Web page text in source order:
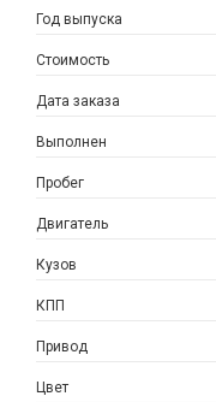
Год выпуска
Стоимость
Дата заказа
Выполнен
Пробег
Двигатель
Кузов
КПП
Привод
Цвет